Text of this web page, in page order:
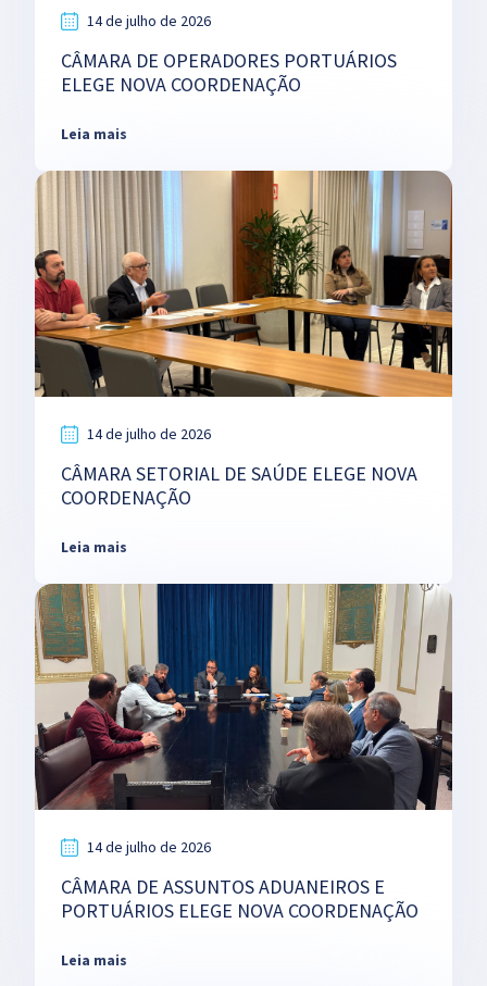
14 de julho de 2026
CÂMARA DE OPERADORES PORTUÁRIOS
ELEGE NOVA COORDENAÇÃO
Leia mais
14 de julho de 2026
CÂMARA SETORIAL DE SAÚDE ELEGE NOVA
COORDENAÇÃO
Leia mais
14 de julho de 2026
CÂMARA DE ASSUNTOS ADUANEIROS E
PORTUÁRIOS ELEGE NOVA COORDENAÇÃO
Leia mais